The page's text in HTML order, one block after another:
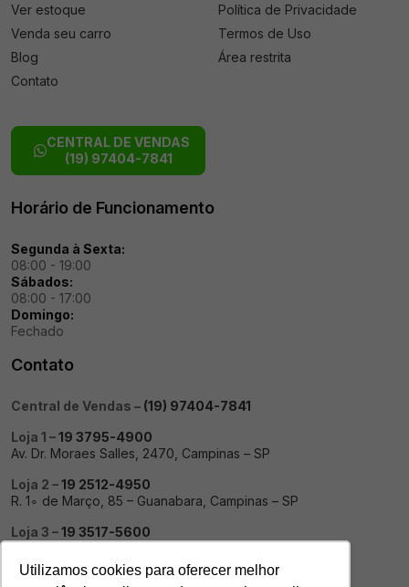
Utilizamos cookies para oferecer melhor
Ver estoque
Venda seu carro
Blog
Contato
Política de Privacidade
Termos de Uso
Área restrita
CENTRAL DE VENDAS
(19) 97404-7841
Horário de Funcionamento
Segunda à Sexta:
08:00 - 19:00
Sábados:
08:00 - 17:00
Domingo:
Fechado
Contato
Central de Vendas – (19) 97404-7841
Loja 1 –19 3795-4900
Av. Dr. Moraes Salles, 2470, Campinas – SP
Loja 2 –19 2512-4950
R. 1∘ de Março, 85 – Guanabara, Campinas – SP
Loja 3 –19 3517-5600
Loja 4 –19 3803-0100